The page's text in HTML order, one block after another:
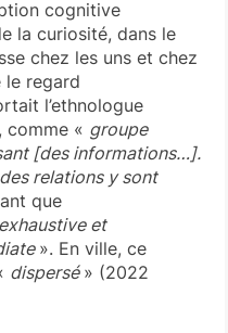
cognitive
la curiosité, dans le
chez les uns et chez
le regard
l’ethnologue
comme « groupe
[des informations…].
relations y sont
que
exhaustive et
». En ville, ce
dispersé » (2022